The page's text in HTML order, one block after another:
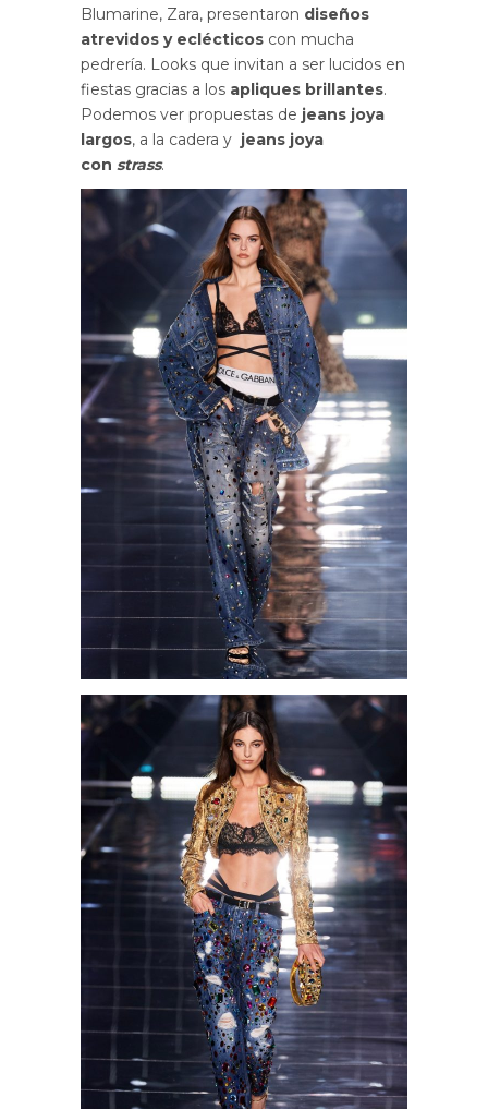
Blumarine, Zara, presentaron diseños
atrevidos y eclécticos con mucha
pedrería. Looks que invitan a ser lucidos en
fiestas gracias a los apliques brillantes.
Podemos ver propuestas de jeans joya
largos, a la cadera y jeans joya
con strass.